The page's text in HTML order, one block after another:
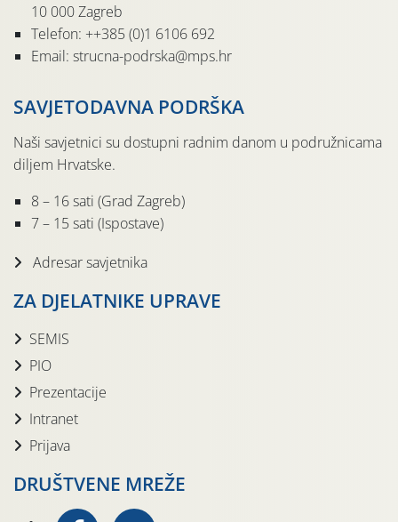
10 000 Zagreb
Telefon: ++385 (0)1 6106 692
Email: strucna-podrska@mps.hr
SAVJETODAVNA PODRŠKA
Naši savjetnici su dostupni radnim danom u podružnicama
diljem Hrvatske.
8 – 16 sati (Grad Zagreb)
7 – 15 sati (Ispostave)
Adresar savjetnika
ZA DJELATNIKE UPRAVE
SEMIS
PIO
Prezentacije
Intranet
Prijava
DRUŠTVENE MREŽE